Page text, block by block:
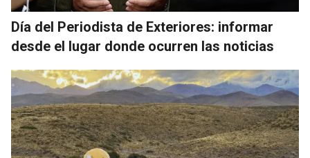
Día del Periodista de Exteriores: informar
desde el lugar donde ocurren las noticias